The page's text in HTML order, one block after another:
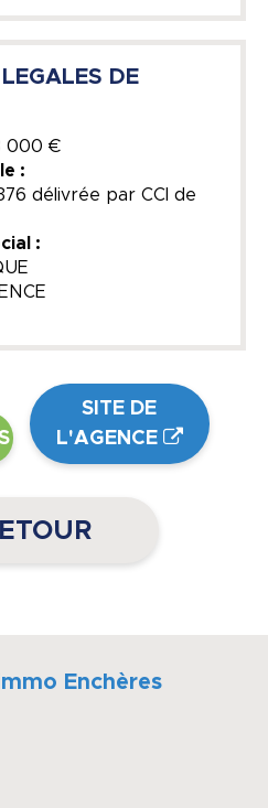
DE
000 €
:
délivrée par CCI de
:
SITE DE
L'AGENCE
Enchères